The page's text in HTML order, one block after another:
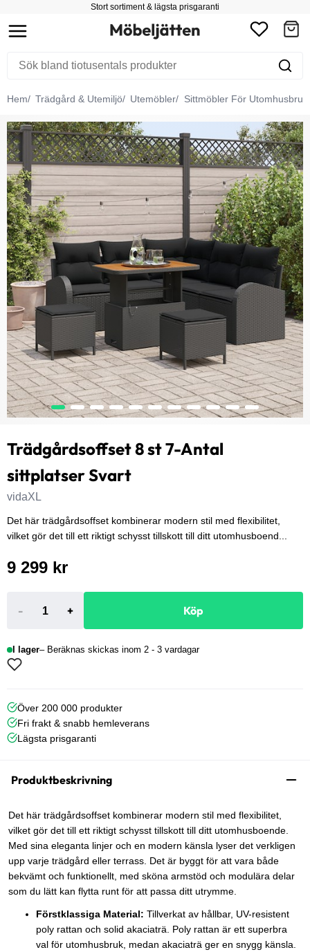
Stort sortiment & lägsta prisgaranti
Hem Trädgård & Utemiljö Utemöbler Sittmöbler För Utomhusbruk
Trädgårdsoffset 8 st 7-Antal
sittplatser Svart
vidaXL
Det här trädgårdsoffset kombinerar modern stil med flexibilitet,
vilket gör det till ett riktigt schysst tillskott till ditt utomhusboend...
9 299 kr
- + Köp
I lager Beräknas skickas inom 2 - 3 vardagar
Över 200 000 produkter
Fri frakt & snabb hemleverans
Lägsta prisgaranti
Produktbeskrivning
Det här trädgårdsoffset kombinerar modern stil med flexibilitet,
vilket gör det till ett riktigt schysst tillskott till ditt utomhusboende.
Med sina eleganta linjer och en modern känsla lyser det verkligen
upp varje trädgård eller terrass. Det är byggt för att vara både
bekvämt och funktionellt, med sköna armstöd och modulära delar
som du lätt kan flytta runt för att passa ditt utrymme.
Förstklassiga Material: Tillverkat av hållbar, UV-resistent
poly rattan och solid akaciaträ. Poly rattan är ett superbra
val för utomhusbruk, medan akaciaträ ger en snygg känsla.